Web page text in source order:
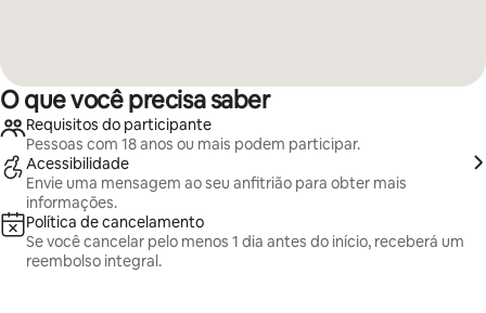
O que você precisa saber
Requisitos do participante
Pessoas com 18 anos ou mais podem participar.
Acessibilidade
Envie uma mensagem ao seu anfitrião para obter mais
informações.
Política de cancelamento
Se você cancelar pelo menos 1 dia antes do início, receberá um
reembolso integral.